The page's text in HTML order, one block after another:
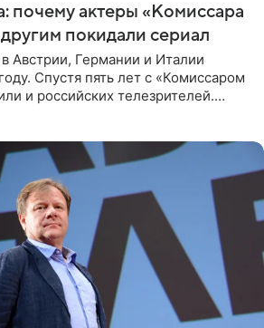
почему актеры «Комиссара
покидали сериал
Австрии, Германии и Италии
Спустя пять лет с «Комиссаром
и российских телезрителей.